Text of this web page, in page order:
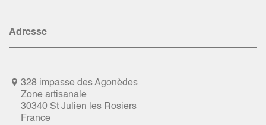
Adresse
328 impasse des Agonèdes
Zone artisanale
30340 St Julien les Rosiers
France